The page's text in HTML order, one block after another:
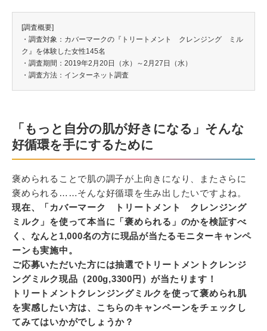
[調査概要]
・調査対象：カバーマークの『トリートメント クレンジング ミル
ク』を体験した女性145名
・調査期間：2019年2月20日（水）～2月27日（水）
・調査方法：インターネット調査
「もっと自分の肌が好きになる」そんな
好循環を手にするために
褒められることで肌の調子が上向きになり、またさらに
褒められる……そんな好循環を生み出したいですよね。
現在、「カバーマーク トリートメント クレンジング
ミルク」を使って本当に「褒められる」のかを検証すべ
く、なんと1,000名の方に現品が当たるモニターキャンペ
ーンも実施中。
ご応募いただいた方には抽選でトリートメントクレンジ
ングミルク現品（200g,3300円）が当たります！
トリートメントクレンジングミルクを使って褒められ肌
を実感したい方は、こちらのキャンペーンをチェックし
てみてはいかがでしょうか？